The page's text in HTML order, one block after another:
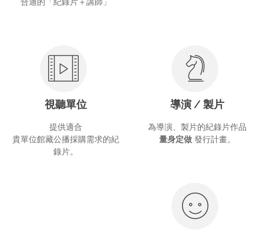
視聽單位
提供適合
貴單位館藏公播採購需求的紀
錄片。
導演 / 製片
為導演、製片的紀錄片作品
量身定做 發行計畫。